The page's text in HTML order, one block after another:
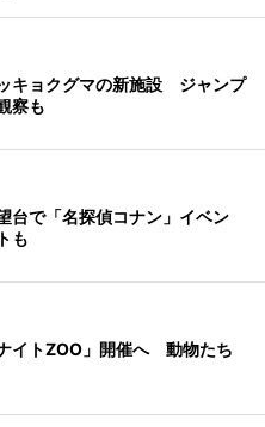
キョクグマの新施設 ジャンプ
察も
台で「名探偵コナン」イベン
も
イトZOO」開催へ 動物たち